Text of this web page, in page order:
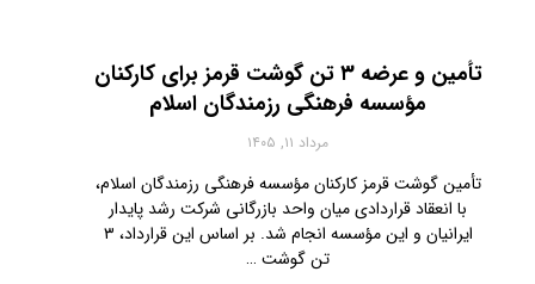
تأمین و عرضه ۳ تن گوشت قرمز برای کارکنان
مؤسسه فرهنگی رزمندگان اسلام
مرداد ۱۱, ۱۴۰۵
تأمین گوشت قرمز کارکنان مؤسسه فرهنگی رزمندگان اسلام،
با انعقاد قراردادی میان واحد بازرگانی شرکت رشد پایدار
ایرانیان و این مؤسسه انجام شد. بر اساس این قرارداد، ۳
تن گوشت …